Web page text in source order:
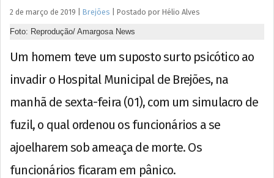
2 de março de 2019 Brejões Postado por Hélio Alves
Foto: Reprodução/ Amargosa News
Um homem teve um suposto surto psicótico ao
invadir o Hospital Municipal de Brejões, na
manhã de sexta-feira (01), com um simulacro de
fuzil, o qual ordenou os funcionários a se
ajoelharem sob ameaça de morte. Os
funcionários ficaram em pânico.